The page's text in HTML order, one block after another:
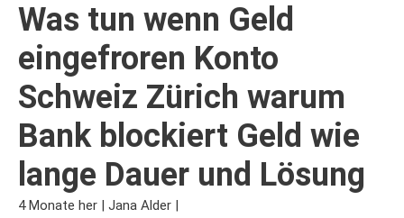
Was tun wenn Geld
eingefroren Konto
Schweiz Zürich warum
Bank blockiert Geld wie
lange Dauer und Lösung
4 Monate her | Jana Alder |